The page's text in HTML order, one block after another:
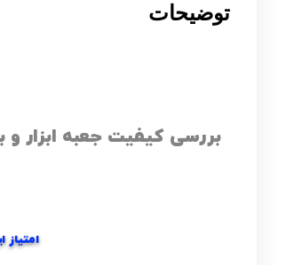
توضیحات
بررسی کیفیت جعبه ابزار
امتیاز